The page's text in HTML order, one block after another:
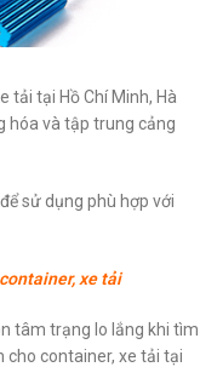
tải tại Hồ Chí Minh, Hà
hóa và tập trung cảng
sử dụng phù hợp với
xe tải
tâm trạng lo lắng khi tìm
cho container, xe tải tại